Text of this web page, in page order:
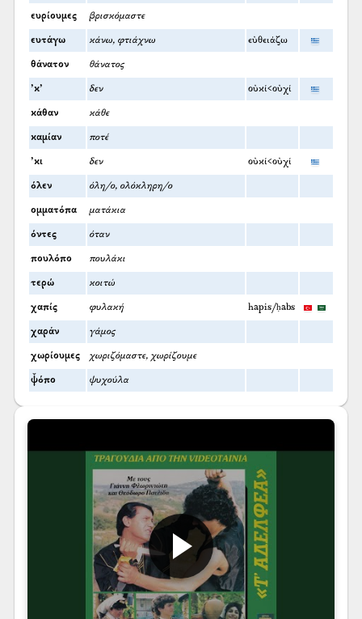
ευρίουμες βρισκόμαστε
ευτάγω κάνω, φτιάχνω εὐθειάζω
θάνατον θάνατος
’κ’ δεν οὐκί<οὐχί
κάθαν κάθε
καμίαν ποτέ
’κι δεν οὐκί<οὐχί
όλεν όλη/ο, ολόκληρη/ο
ομματόπα ματάκια
όντες όταν
πουλόπο πουλάκι
τερώ κοιτώ
χαπίς φυλακή hapis/ḥabs
χαράν γάμος
χωρίουμες χωριζόμαστε, χωρίζουμε
ψ̌όπο ψυχούλα